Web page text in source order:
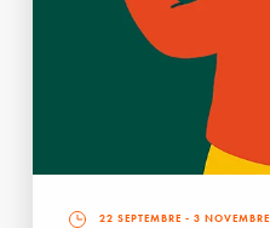
22 SEPTEMBRE - 3 NOVEMBRE